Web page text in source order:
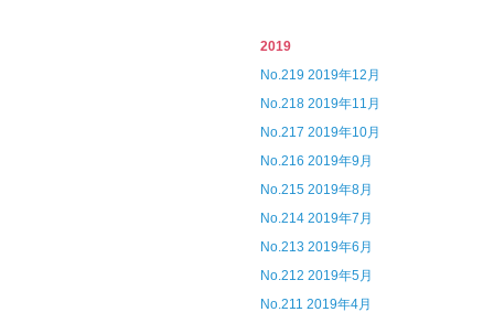
2019
No.219 2019年12月
No.218 2019年11月
No.217 2019年10月
No.216 2019年9月
No.215 2019年8月
No.214 2019年7月
No.213 2019年6月
No.212 2019年5月
No.211 2019年4月